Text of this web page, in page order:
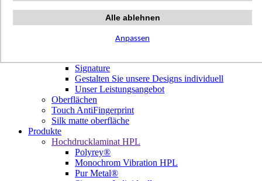
Alle ablehnen
Anpassen
Unsere Dekore
Signature
Gestalten Sie unsere Designs individuell
Unser Leistungsangebot
Oberflächen
Touch AntiFingerprint
Silk matte oberfläche
Produkte
Hochdrucklaminat HPL
Polyrey®
Monochrom Vibration HPL
Pur Metal®